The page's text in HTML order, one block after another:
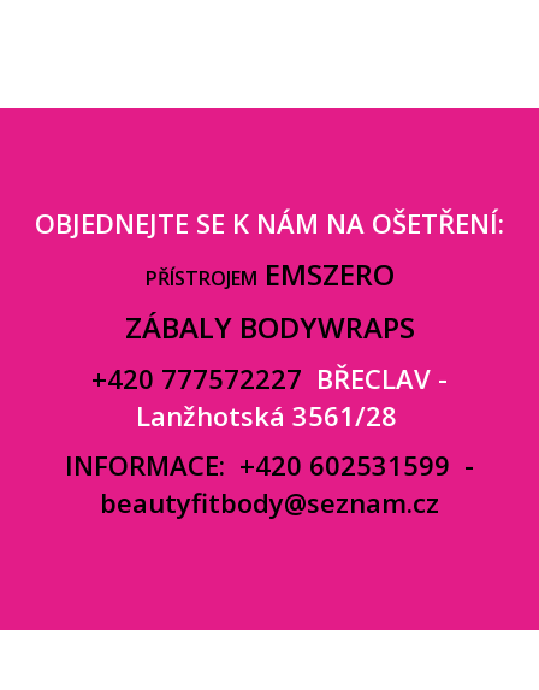
OBJEDNEJTE SE K NÁM NA OŠETŘENÍ:
PŘÍSTROJEM EMSZERO
ZÁBALY BODYWRAPS
+420 777572227 BŘECLAV -
Lanžhotská 3561/28
INFORMACE: +420 602531599 -
beautyfitbody@seznam.cz